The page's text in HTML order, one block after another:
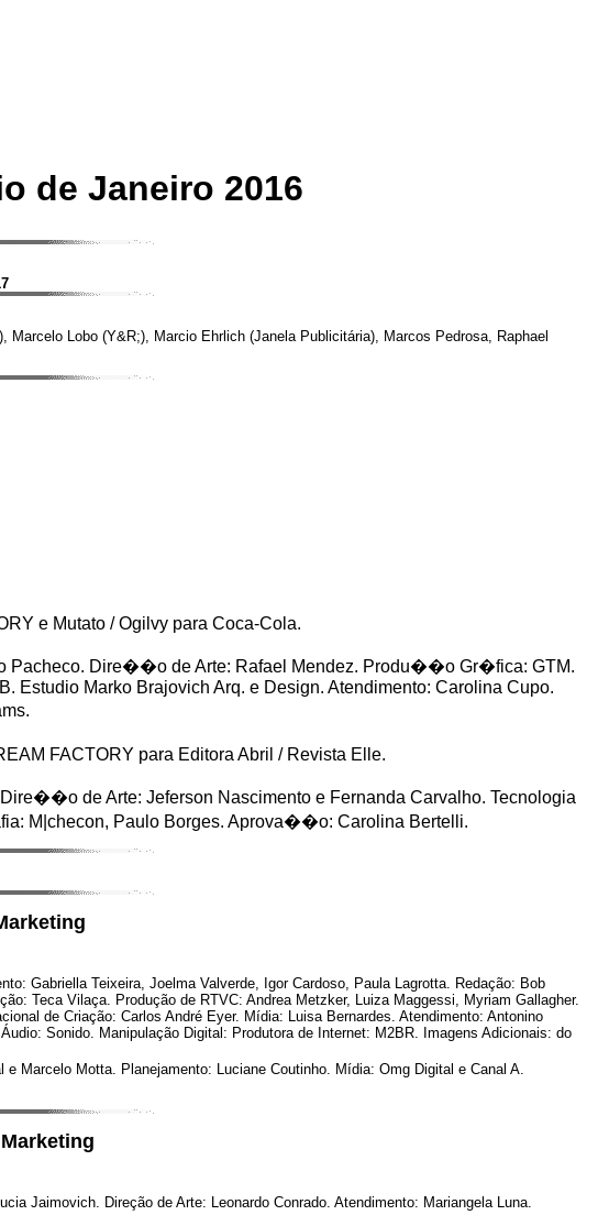
de Janeiro 2016
Lobo (Y&R;), Marcio Ehrlich (Janela Publicitária), Marcos Pedrosa, Raphael
e Mutato / Ogilvy para Coca-Cola.
Dire��o de Arte: Rafael Mendez. Produ��o Gr�fica: GTM.
Estudio Marko Brajovich Arq. e Design. Atendimento: Carolina Cupo.
FACTORY para Editora Abril / Revista Elle.
de Arte: Jeferson Nascimento e Fernanda Carvalho. Tecnologia
M|checon, Paulo Borges. Aprova��o: Carolina Bertelli.
Gabriella Teixeira, Joelma Valverde, Igor Cardoso, Paula Lagrotta. Redação: Bob
Teca Vilaça. Produção de RTVC: Andrea Metzker, Luiza Maggessi, Myriam Gallagher.
de Criação: Carlos André Eyer. Mídia: Luisa Bernardes. Atendimento: Antonino
Sonido. Manipulação Digital: Produtora de Internet: M2BR. Imagens Adicionais: do
Marcelo Motta. Planejamento: Luciane Coutinho. Mídia: Omg Digital e Canal A.
Jaimovich. Direção de Arte: Leonardo Conrado. Atendimento: Mariangela Luna.